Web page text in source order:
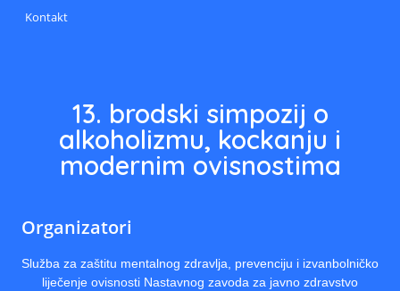
Kontakt
13. brodski simpozij o
alkoholizmu, kockanju i
modernim ovisnostima
Organizatori
Služba za zaštitu mentalnog zdravlja, prevenciju i izvanbolničko
liječenje ovisnosti Nastavnog zavoda za javno zdravstvo